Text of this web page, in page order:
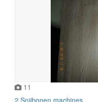
11
2 Snijbonen machines